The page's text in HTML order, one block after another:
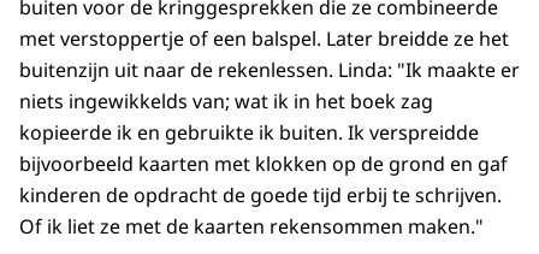
buiten voor de kringgesprekken die ze combineerde
met verstoppertje of een balspel. Later breidde ze het
buitenzijn uit naar de rekenlessen. Linda: "Ik maakte er
niets ingewikkelds van; wat ik in het boek zag
kopieerde ik en gebruikte ik buiten. Ik verspreidde
bijvoorbeeld kaarten met klokken op de grond en gaf
kinderen de opdracht de goede tijd erbij te schrijven.
Of ik liet ze met de kaarten rekensommen maken."